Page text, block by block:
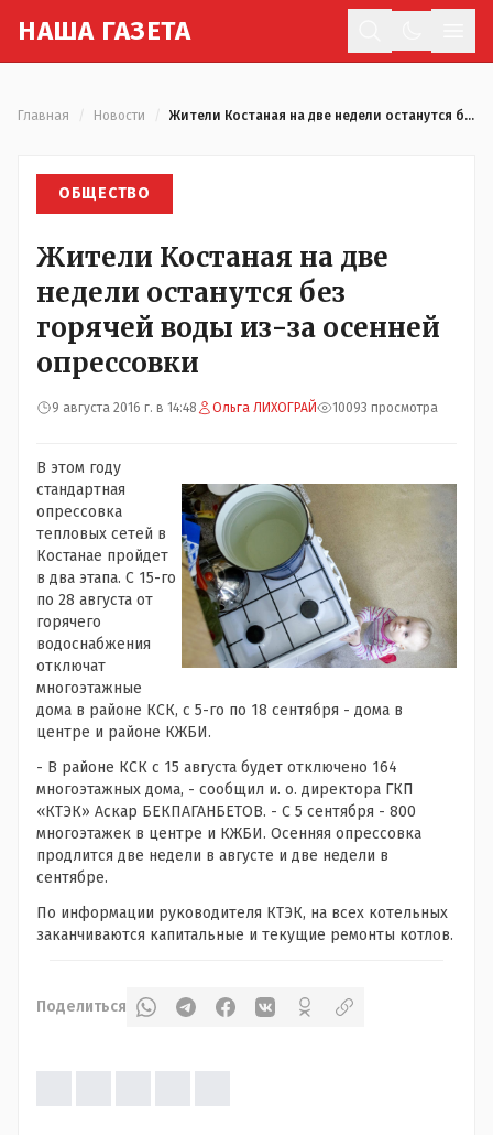
НАША ГАЗЕТА
Главная Новости Жители Костаная на две недели останутся без горячей воды из-за осенней опрессовки
ОБЩЕСТВО
Жители Костаная на две
недели останутся без
горячей воды из-за осенней
опрессовки
9 августа 2016 г. в 14:48 Ольга ЛИХОГРАЙ 10093 просмотра
В этом году
стандартная
опрессовка
тепловых сетей в
Костанае пройдет
в два этапа. С 15-го
по 28 августа от
горячего
водоснабжения
отключат
многоэтажные
дома в районе КСК, с 5-го по 18 сентября - дома в
центре и районе КЖБИ.
- В районе КСК с 15 августа будет отключено 164
многоэтажных дома, - сообщил и. о. директора ГКП
«КТЭК» Аскар БЕКПАГАНБЕТОВ. - С 5 сентября - 800
многоэтажек в центре и КЖБИ. Осенняя опрессовка
продлится две недели в августе и две недели в
сентябре.
По информации руководителя КТЭК, на всех котельных
заканчиваются капитальные и текущие ремонты котлов.
Поделиться